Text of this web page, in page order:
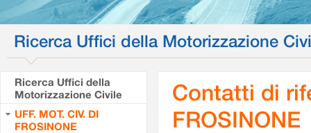
Ricerca Uffici della Motorizzazione
Ricerca Uffici della
Motorizzazione Civile
UFF. MOT. CIV. DI
FROSINONE
Contatti di
FROSINONE